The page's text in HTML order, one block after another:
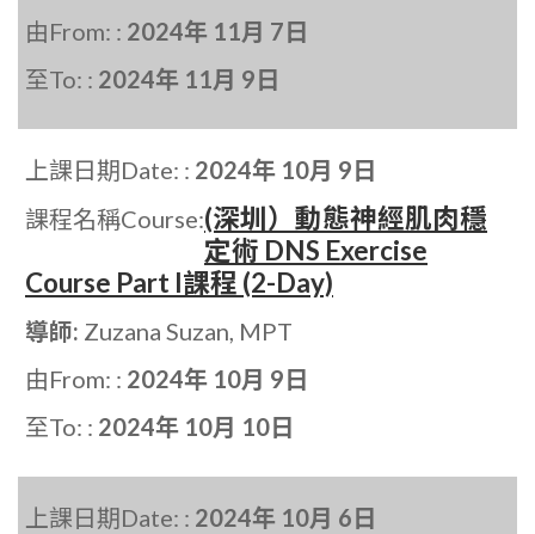
由From: : 2024年 11月 7日
至To: : 2024年 11月 9日
上課日期Date: : 2024年 10月 9日
課程名稱Course:(深圳）動態神經肌肉穩
定術 DNS Exercise
Course Part I課程 (2-Day)
導師: Zuzana Suzan, MPT
由From: : 2024年 10月 9日
至To: : 2024年 10月 10日
上課日期Date: : 2024年 10月 6日